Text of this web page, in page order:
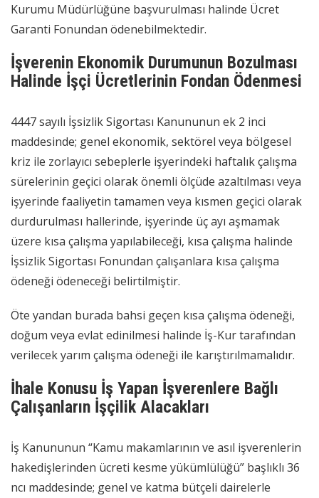
Kurumu Müdürlüğüne başvurulması halinde Ücret
Garanti Fonundan ödenebilmektedir.
İşverenin Ekonomik Durumunun Bozulması
Halinde İşçi Ücretlerinin Fondan Ödenmesi
4447 sayılı İşsizlik Sigortası Kanununun ek 2 inci
maddesinde; genel ekonomik, sektörel veya bölgesel
kriz ile zorlayıcı sebeplerle işyerindeki haftalık çalışma
sürelerinin geçici olarak önemli ölçüde azaltılması veya
işyerinde faaliyetin tamamen veya kısmen geçici olarak
durdurulması hallerinde, işyerinde üç ayı aşmamak
üzere kısa çalışma yapılabileceği, kısa çalışma halinde
İşsizlik Sigortası Fonundan çalışanlara kısa çalışma
ödeneği ödeneceği belirtilmiştir.
Öte yandan burada bahsi geçen kısa çalışma ödeneği,
doğum veya evlat edinilmesi halinde İş-Kur tarafından
verilecek yarım çalışma ödeneği ile karıştırılmamalıdır.
İhale Konusu İş Yapan İşverenlere Bağlı
Çalışanların İşçilik Alacakları
İş Kanununun “Kamu makamlarının ve asıl işverenlerin
hakedişlerinden ücreti kesme yükümlülüğü” başlıklı 36
ncı maddesinde; genel ve katma bütçeli dairelerle